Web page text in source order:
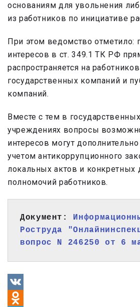
основаниям для увольнения
из работников по инициативе
При этом ведомство отметило:
интересов в ст. 349.1 ТК РФ
распространяется на
государственных компаний и
компаний.
Вместе с тем в
учреждениях вопросы
интересов могут
учетом антикоррупционного
локальных актов и конкретных
полномочий работников.
Документ:
Роструда
вопрос N 246250 от 6
VK